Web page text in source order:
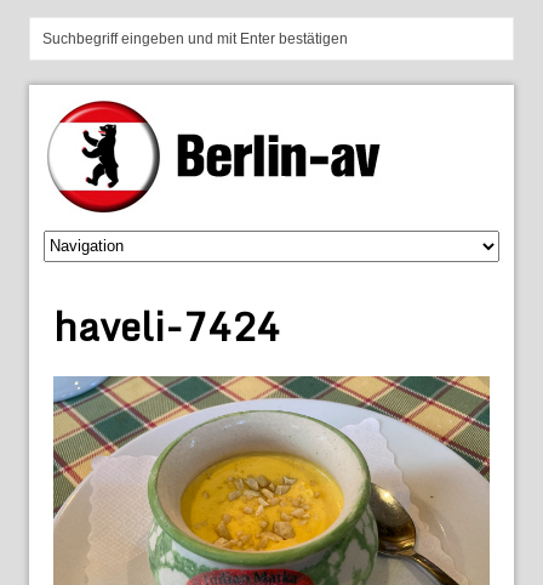
haveli-7424